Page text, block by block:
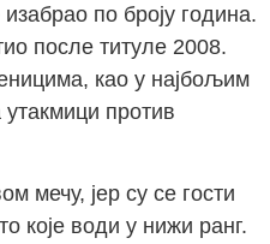
по броју година.
после титуле 2008.
као у најбољим
против
мечу, јер су се гости
које води у нижи ранг.